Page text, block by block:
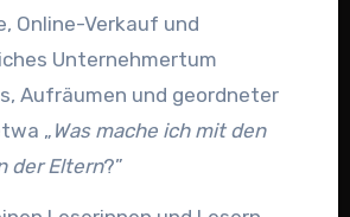
Online-Verkauf und
Unternehmertum
Aufräumen und geordneter
„ Was mache ich mit den
der Eltern?”